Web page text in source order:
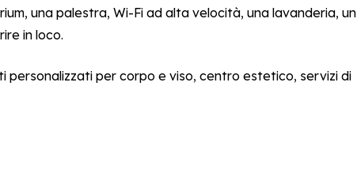
una palestra, Wi-Fi ad alta velocità, una lavanderia, un
in loco.
per corpo e viso, centro estetico, servizi di